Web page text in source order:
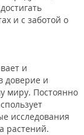
и с заботой о
и
доверие и
миру. Постоянно
исследования
растений.